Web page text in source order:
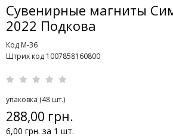
Сувенирные магниты
2022 Подкова
Код M-36
Штрих код 1007858160800
упаковка (48 шт.)
288,00 грн.
6,00 грн. за 1 шт.